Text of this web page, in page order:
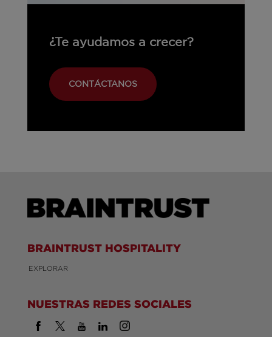
¿Te ayudamos a crecer?
CONTÁCTANOS
BRAINTRUST HOSPITALITY
EXPLORAR
NUESTRAS REDES SOCIALES